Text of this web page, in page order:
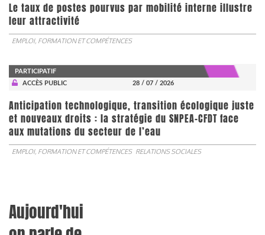
Le taux de postes pourvus par mobilité interne illustre
leur attractivité
EMPLOI, FORMATION ET COMPÉTENCES
PARTICIPATIF
ACCÈS PUBLIC
28 / 07 / 2026
Anticipation technologique, transition écologique juste
et nouveaux droits : la stratégie du SNPEA-CFDT face
aux mutations du secteur de l’eau
EMPLOI, FORMATION ET COMPÉTENCES RELATIONS SOCIALES
Aujourd'hui